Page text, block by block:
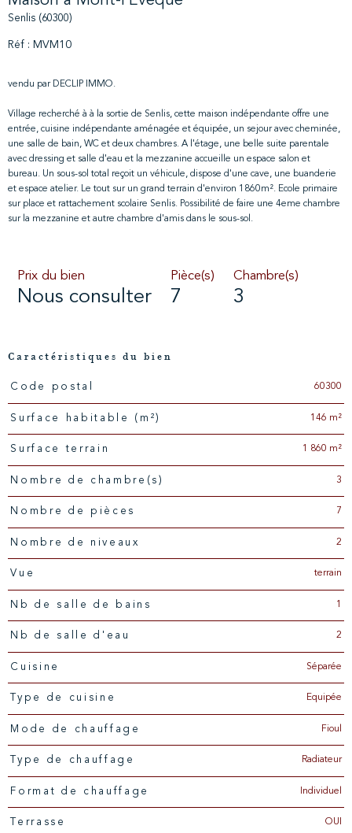
Senlis (60300)
Réf : MVM10
vendu par DECLIP IMMO.
Village recherché à à la sortie de Senlis, cette maison indépendante offre une
entrée, cuisine indépendante aménagée et équipée, un sejour avec cheminée,
une salle de bain, WC et deux chambres. A l'étage, une belle suite parentale
avec dressing et salle d'eau et la mezzanine accueille un espace salon et
bureau. Un sous-sol total reçoit un véhicule, dispose d'une cave, une buanderie
et espace atelier. Le tout sur un grand terrain d'environ 1860m². Ecole primaire
sur place et rattachement scolaire Senlis. Possibilité de faire une 4eme chambre
sur la mezzanine et autre chambre d'amis dans le sous-sol.
Prix du bien
Nous consulter
Pièce(s)
7
Chambre(s)
3
Caractéristiques du bien
Caractéristiques Valeurs
Code postal 60300
Surface habitable (m²) 146 m²
surface terrain 1 860 m²
Nombre de chambre(s) 3
Nombre de pièces 7
Nombre de niveaux 2
Vue terrain
Nb de salle de bains 1
Nb de salle d'eau 2
Cuisine Séparée
Type de cuisine Equipée
Mode de chauffage Fioul
Type de chauffage Radiateur
Format de chauffage Individuel
Terrasse OUI